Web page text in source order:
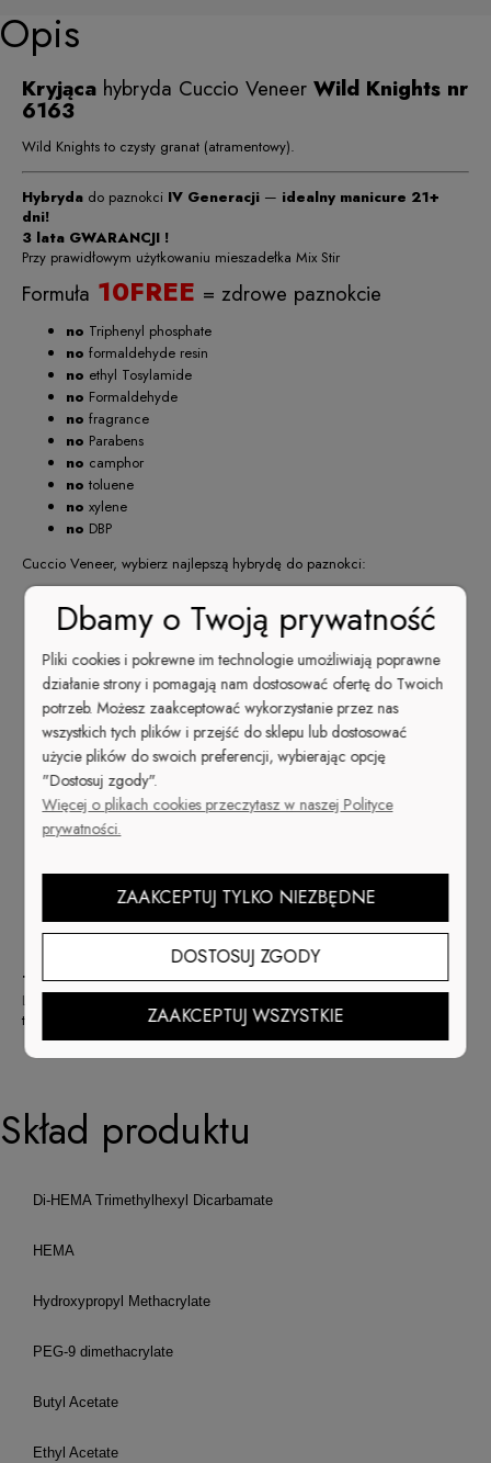
Opis
Kryjąca hybryda Cuccio Veneer Wild Knights nr
6163
Wild Knights to czysty granat (atramentowy).
Hybryda do paznokci IV Generacji — idealny manicure 21+
dni!
3 lata GWARANCJI !
Przy prawidłowym użytkowaniu mieszadełka Mix Stir
Formuła 10FREE = zdrowe paznokcie
no Triphenyl phosphate
no formaldehyde resin
no ethyl Tosylamide
no Formaldehyde
no fragrance
no Parabens
no camphor
no toluene
no xylene
no DBP
Cuccio Veneer, wybierz najlepszą hybrydę do paznokci:
zadowolonych klientek
Triple-Pigmentation — opatentowany system potrójnej
pigmentacji,pełne krycie już po 1 cienkiej
warstwie, nawet przy ciemnych kolorach!
Ekstremalnie wysoki połysk, który nie traci
swojej intensywności nawet po kilku tygodniach
aktywnego używania dłoni
Czwarta generacja —
rozpuszczalników. Nie paruje. Nie zastyga w
butelce —
Rewelacyjna trwałośćponad 21 dni
Odwrócony kształt butelki pozwala wykorzystać
Cuccio Veneer do samego końca —zero strat
LED & UVutwardzany 30 sekund
TRIO - Match Makers plus Dip
Lakier Cuccio Premium
tym samym kolorze.
Skład produktu
Di-HEMA Trimethylhexyl Dicarbamate
HEMA
Hydroxypropyl Methacrylate
PEG-9 dimethacrylate
Butyl Acetate
Ethyl Acetate
Dbamy o Twoją prywatność
Pliki cookies i pokrewne im technologie umożliwiają poprawne
działanie strony i pomagają nam dostosować ofertę do Twoich
potrzeb. Możesz zaakceptować wykorzystanie przez nas
wszystkich tych plików i przejść do sklepu lub dostosować
użycie plików do swoich preferencji, wybierając opcję
"Dostosuj zgody".
Więcej o plikach cookies przeczytasz w naszej Polityce
prywatności.
ZAAKCEPTUJ TYLKO NIEZBĘDNE
DOSTOSUJ ZGODY
ZAAKCEPTUJ WSZYSTKIE